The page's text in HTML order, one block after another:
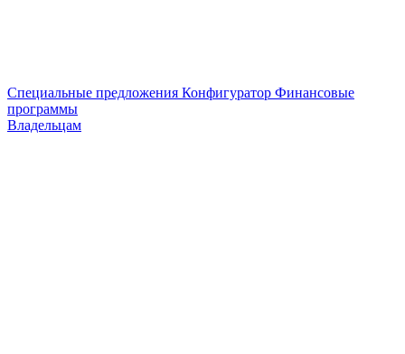
Специальные предложения Конфигуратор Финансовые
программы
Владельцам